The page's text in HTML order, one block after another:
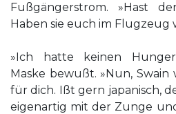
Fußgängerstrom. »Hast
Haben sie euch im Flugzeug
»Ich hatte keinen
Maske bewußt. »Nun, Swain
für dich. Ißt gern japanisch,
eigenartig mit der Zunge